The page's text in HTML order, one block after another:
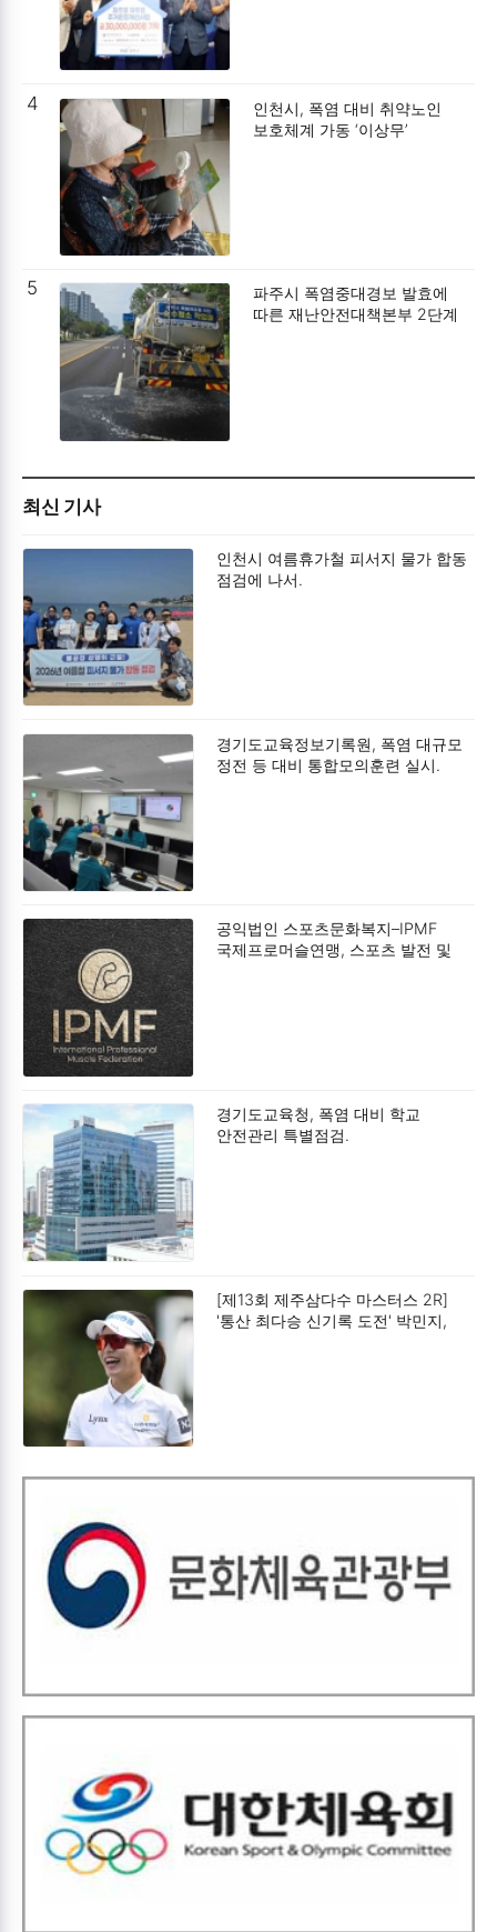
4
인천시, 폭염 대비 취약노인
보호체계 가동 ‘이상무’
5
파주시 폭염중대경보 발효에
따른 재난안전대책본부 2단계
최신 기사
인천시 여름휴가철 피서지 물가 합동
점검에 나서.
경기도교육정보기록원, 폭염 대규모
정전 등 대비 통합모의훈련 실시.
공익법인 스포츠문화복지–IPMF
국제프로머슬연맹, 스포츠 발전 및
경기도교육청, 폭염 대비 학교
안전관리 특별점검.
[제13회 제주삼다수 마스터스 2R]
'통산 최다승 신기록 도전' 박민지,